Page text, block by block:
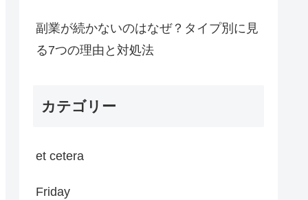
副業が続かないのはなぜ？タイプ別に見
る7つの理由と対処法
カテゴリー
et cetera
Friday